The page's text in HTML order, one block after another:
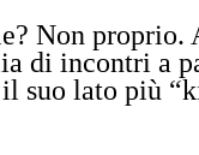
Non proprio.
di incontri a
suo lato più